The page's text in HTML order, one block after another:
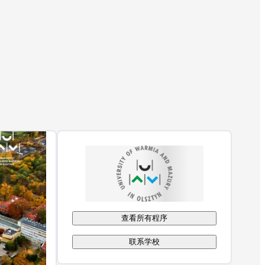
查看所有程序
联系学校